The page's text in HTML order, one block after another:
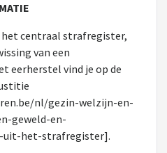
centraal strafregister,
van een
eerherstel vind je op de
nl/gezin-welzijn-en-
geweld-en-
uit-het-strafregister].